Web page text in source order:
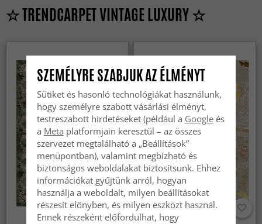
☆ TRENDCARPET VINTAGE LUXURY ☆
SZEMÉLYRE SZABJUK AZ ÉLMÉNYT
Sütiket és hasonló technológiákat használunk,
hogy személyre szabott vásárlási élményt,
testreszabott hirdetéseket (például a Googleés
a Meta platformjain keresztül – az összes
szervezet megtalálható a „Beállítások”
menüpontban), valamint megbízható és
biztonságos weboldalakat biztosítsunk. Ehhez
információkat gyűjtünk arról, hogyan
használja a weboldalt, milyen beállításokat
részesít előnyben, és milyen eszközt használ.
Ennek részeként előfordulhat, hogy